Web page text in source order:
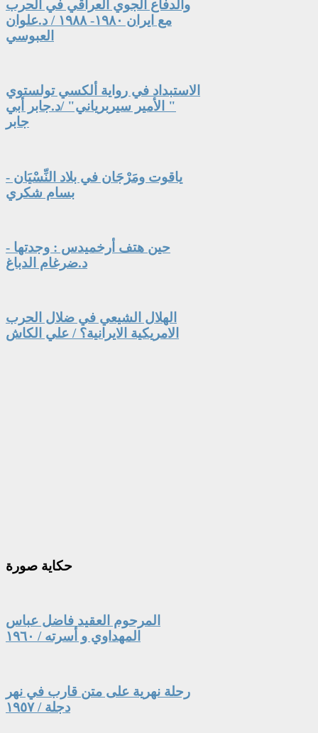
والدفاع الجوي العراقي في الحرب
مع ايران ١٩٨٠- ١٩٨٨ / د.علوان
العبوسي
الاستبداد في رواية ألكسي تولستوي
" الأمير سيربرياني" /د.جابر أبي
جابر
ياقوت ومَرْجَان في بلاد النِّسْيَان -
بسام شكري
حين هتف أرخميدس : وجدتها -
د.ضرغام الدباغ
الهلال الشيعي في ضلال الحرب
الامريكية الايرانية؟ / علي الكاش
حكاية صورة
المرحوم العقيد فاضل عباس
المهداوي و أسرته / ١٩٦٠
رحلة نهرية على متن قارب في نهر
دجلة / ١٩٥٧